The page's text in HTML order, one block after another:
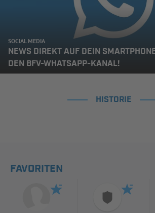
SOCIAL MEDIA
NEWS DIREKT AUF DEIN
DEN BFV-WHATSAPP-KANAL!
HISTORIE
FAVORITEN